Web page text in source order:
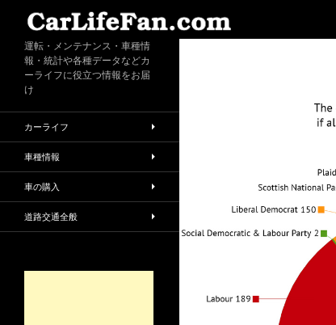
運転・メンテナンス・車種情
報・統計や各種データなどカ
ーライフに役立つ情報をお届
け
カーライフ
車種情報
車の購入
道路交通全般